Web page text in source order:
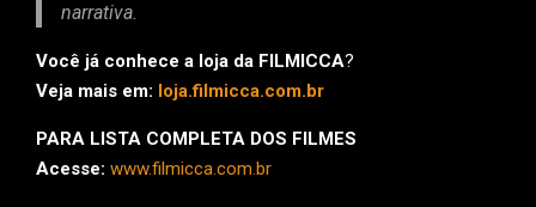
narrativa.
Você já conhece a loja da FILMICCA?
Veja mais em: loja.filmicca.com.br
PARA LISTA COMPLETA DOS FILMES
Acesse: www.filmicca.com.br